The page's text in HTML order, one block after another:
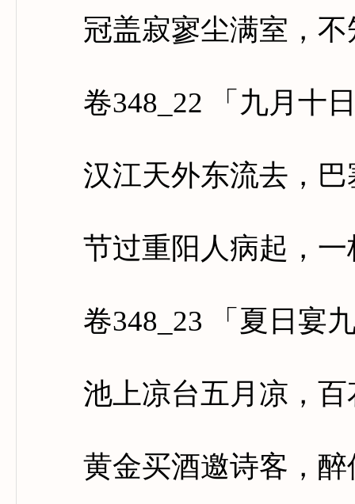
冠盖寂寥尘满室，不
卷348_22 「九月十日
汉江天外东流去，巴
节过重阳人病起，一
卷348_23 「夏日宴九
池上凉台五月凉，百
黄金买酒邀诗客，醉